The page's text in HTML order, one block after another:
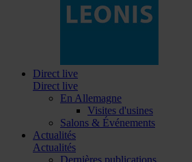
Direct live
Direct live
En Allemagne
Visites d'usines
Salons & Événements
Actualités
Actualités
Dernières publications